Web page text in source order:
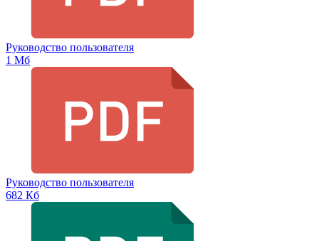
Руководство пользователя
1 Мб
Руководство пользователя
682 Кб